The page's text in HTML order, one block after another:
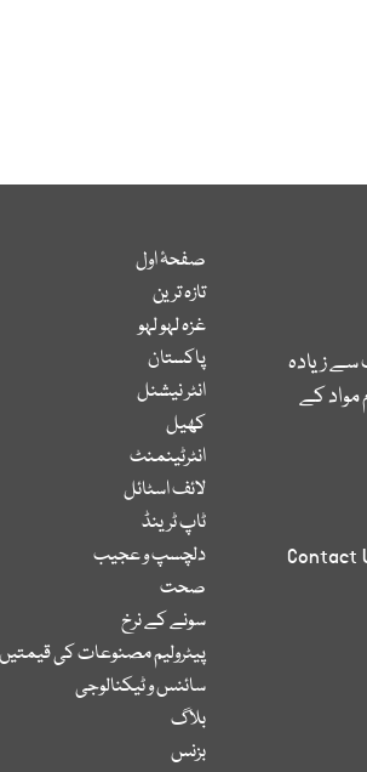
زیادہ
کے
Contact
صفحۂ اول
تازہ ترین
غزہ لہو لہو
پاکستان
انٹر نیشنل
کھیل
انٹرٹینمنٹ
لائف اسٹائل
ٹاپ ٹرینڈ
دلچسپ و عجیب
صحت
سونے کے نرخ
پیٹرولیم مصنوعات کی قیمتیں
سائنس و ٹیکنالوجی
بلاگ
بزنس